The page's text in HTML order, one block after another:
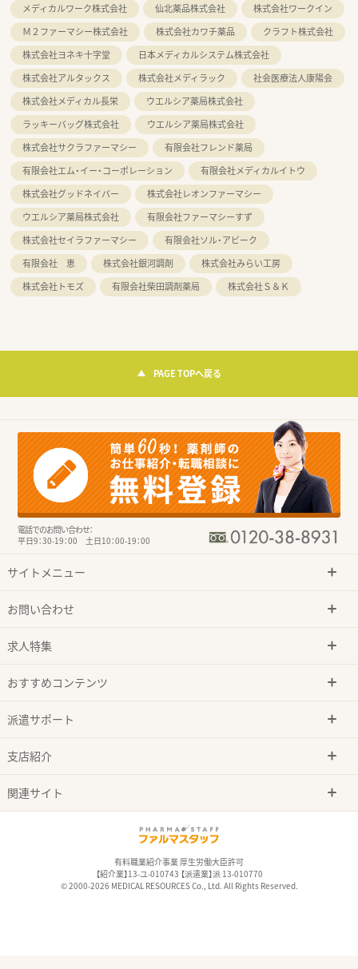
メディカルワーク株式会社
仙北薬品株式会社
株式会社ワークイン
Ｍ２ファーマシー株式会社
株式会社カワチ薬品
クラフト株式会社
株式会社ヨネキ十字堂
日本メディカルシステム株式会社
株式会社アルタックス
株式会社メディラック
社会医療法人康陽会
株式会社メディカル長栄
ウエルシア薬局株式会社
ラッキーバッグ株式会社
ウエルシア薬局株式会社
株式会社サクラファーマシー
有限会社フレンド薬局
有限会社エム・イー・コーポレーション
有限会社メディカルイトウ
株式会社グッドネイバー
株式会社レオンファーマシー
ウエルシア薬局株式会社
有限会社ファーマシーすず
株式会社セイラファーマシー
有限会社ソル・アビーク
有限会社 恵
株式会社銀河調剤
株式会社みらい工房
株式会社トモズ
有限会社柴田調剤薬局 株式会社Ｓ＆Ｋ
PAGE TOPへ戻る
電話でのお問い合わせ：
平日9：30-19：00 土日10：00-19：00
サイトメニュー
お問い合わせ
求人特集
おすすめコンテンツ
派遣サポート
支店紹介
関連サイト
有料職業紹介事業 厚生労働大臣許可
【紹介業】13-ユ-010743 【派遣業】派 13-010770
© 2000-2026 MEDICAL RESOURCES Co., Ltd. All Rights Reserved.